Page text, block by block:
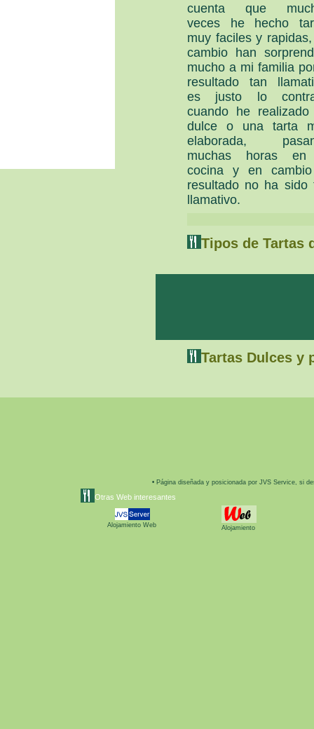
cuenta que
veces he hecho
muy faciles y
cambio han
mucho a mi familia
resultado tan
es justo lo
cuando he
dulce o una tarta
elaborada,
muchas horas
cocina y en
resultado no ha sido
llamativo.
Tipos de Tartas
Tartas Dulces y
• Página diseñada y posicionada por JVS Service, si
Otras Web interesantes
Alojamiento Web Alojamiento